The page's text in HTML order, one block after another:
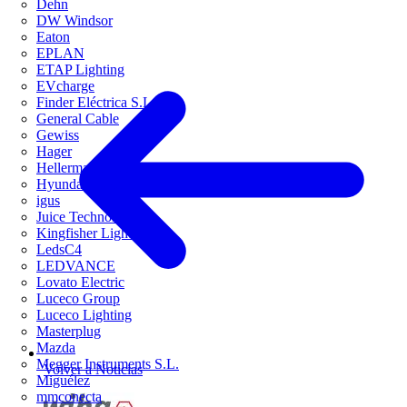
Dehn
DW Windsor
Eaton
EPLAN
ETAP Lighting
EVcharge
Finder Eléctrica S.L.U
General Cable
Gewiss
Hager
HellermannTyton
Hyundai Electric
igus
Juice Technology
Kingfisher Lighting
LedsC4
LEDVANCE
Lovato Electric
Luceco Group
Luceco Lighting
Masterplug
Mazda
Megger Instruments S.L.
Miguélez
mmconecta
Volver a Noticias